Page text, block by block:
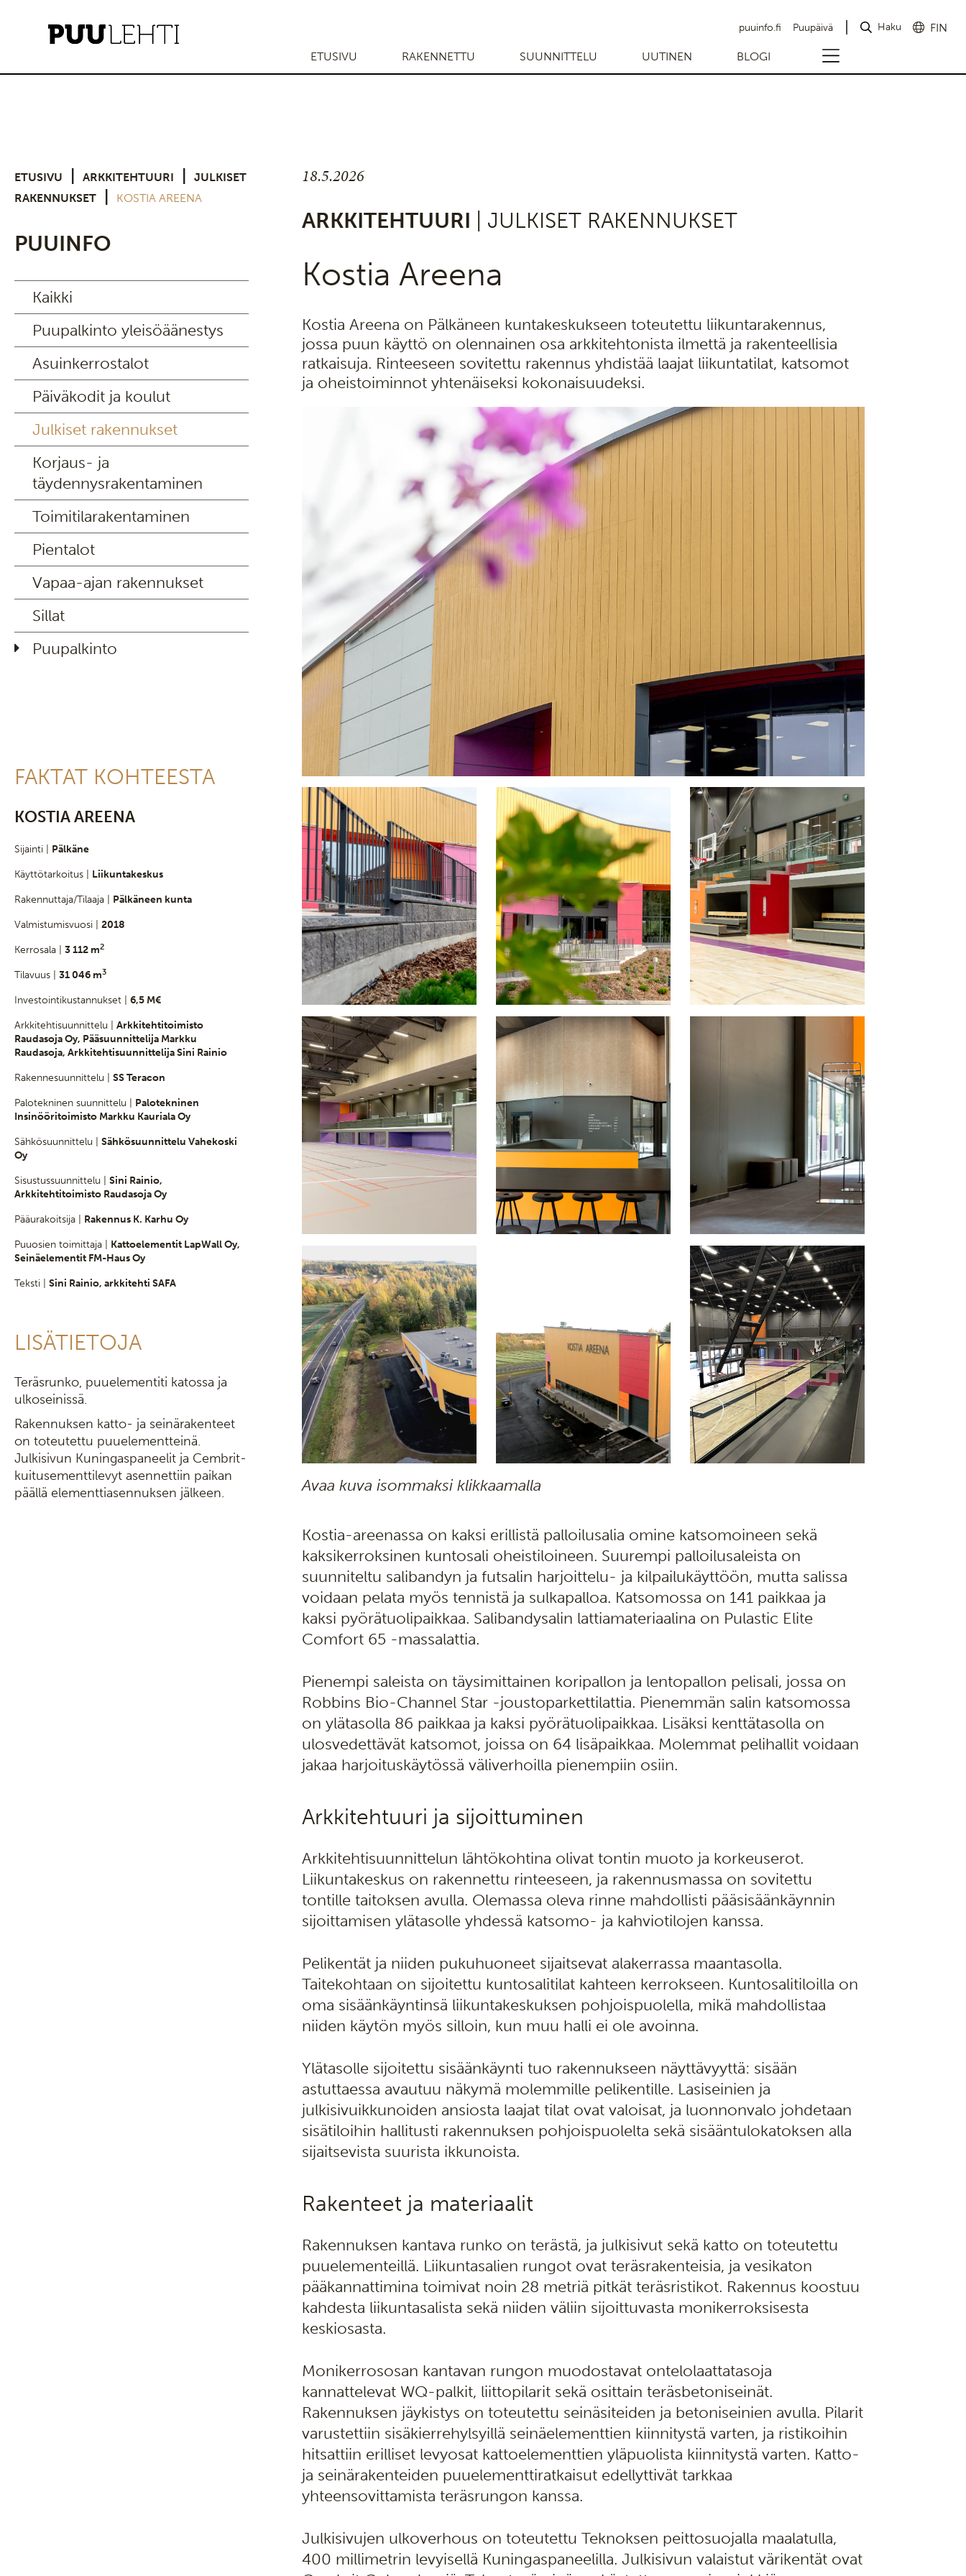
puuinfo.fi Puupäivä Haku FIN
ETUSIVU RAKENNETTU SUUNNITTELU UUTINEN BLOGI
ETUSIVU ARKKITEHTUURI
JULKISET
RAKENNUKSET
KOSTIA AREENA
PUUINFO
Kaikki
Puupalkinto yleisöäänestys
Asuinkerrostalot
Päiväkodit ja koulut
Julkiset rakennukset
Korjaus- ja
täydennysrakentaminen
Toimitilarakentaminen
Pientalot
Vapaa-ajan rakennukset
Sillat
Puupalkinto
FAKTAT KOHTEESTA
KOSTIA AREENA
Sijainti | Pälkäne
Käyttötarkoitus | Liikuntakeskus
Rakennuttaja/Tilaaja | Pälkäneen kunta
Valmistumisvuosi | 2018
Kerrosala | 3 112 m2
Tilavuus | 31 046 m3
Investointikustannukset | 6,5 M€
Arkkitehtisuunnittelu | Arkkitehtitoimisto
Raudasoja Oy, Pääsuunnittelija Markku
Raudasoja, Arkkitehtisuunnittelija Sini Rainio
Rakennesuunnittelu | SS Teracon
Palotekninen suunnittelu | Palotekninen
Insinööritoimisto Markku Kauriala Oy
Sähkösuunnittelu | Sähkösuunnittelu Vahekoski
Oy
Sisustussuunnittelu | Sini Rainio,
Arkkitehtitoimisto Raudasoja Oy
Pääurakoitsija | Rakennus K. Karhu Oy
Puuosien toimittaja | Kattoelementit LapWall Oy,
Seinäelementit FM-Haus Oy
Teksti | Sini Rainio, arkkitehti SAFA
LISÄTIETOJA
Teräsrunko, puuelementiti katossa ja
ulkoseinissä.
Rakennuksen katto- ja seinärakenteet
on toteutettu puuelementteinä.
Julkisivun Kuningaspaneelit ja Cembrit-
kuitusementtilevyt asennettiin paikan
päällä elementtiasennuksen jälkeen.
18.5.2026
ARKKITEHTUURI | JULKISET RAKENNUKSET
Kostia Areena
Kostia Areena on Pälkäneen kuntakeskukseen toteutettu liikuntarakennus,
jossa puun käyttö on olennainen osa arkkitehtonista ilmettä ja rakenteellisia
ratkaisuja. Rinteeseen sovitettu rakennus yhdistää laajat liikuntatilat, katsomot
ja oheistoiminnot yhtenäiseksi kokonaisuudeksi.
Avaa kuva isommaksi klikkaamalla
Kostia-areenassa on kaksi erillistä palloilusalia omine katsomoineen sekä
kaksikerroksinen kuntosali oheistiloineen. Suurempi palloilusaleista on
suunniteltu salibandyn ja futsalin harjoittelu- ja kilpailukäyttöön, mutta salissa
voidaan pelata myös tennistä ja sulkapalloa. Katsomossa on 141 paikkaa ja
kaksi pyörätuolipaikkaa. Salibandysalin lattiamateriaalina on Pulastic Elite
Comfort 65 -massalattia.
Pienempi saleista on täysimittainen koripallon ja lentopallon pelisali, jossa on
Robbins Bio-Channel Star -joustoparkettilattia. Pienemmän salin katsomossa
on ylätasolla 86 paikkaa ja kaksi pyörätuolipaikkaa. Lisäksi kenttätasolla on
ulosvedettävät katsomot, joissa on 64 lisäpaikkaa. Molemmat pelihallit voidaan
jakaa harjoituskäytössä väliverhoilla pienempiin osiin.
Arkkitehtuuri ja sijoittuminen
Arkkitehtisuunnittelun lähtökohtina olivat tontin muoto ja korkeuserot.
Liikuntakeskus on rakennettu rinteeseen, ja rakennusmassa on sovitettu
tontille taitoksen avulla. Olemassa oleva rinne mahdollisti pääsisäänkäynnin
sijoittamisen ylätasolle yhdessä katsomo- ja kahviotilojen kanssa.
Pelikentät ja niiden pukuhuoneet sijaitsevat alakerrassa maantasolla.
Taitekohtaan on sijoitettu kuntosalitilat kahteen kerrokseen. Kuntosalitiloilla on
oma sisäänkäyntinsä liikuntakeskuksen pohjoispuolella, mikä mahdollistaa
niiden käytön myös silloin, kun muu halli ei ole avoinna.
Ylätasolle sijoitettu sisäänkäynti tuo rakennukseen näyttävyyttä: sisään
astuttaessa avautuu näkymä molemmille pelikentille. Lasiseinien ja
julkisivuikkunoiden ansiosta laajat tilat ovat valoisat, ja luonnonvalo johdetaan
sisätiloihin hallitusti rakennuksen pohjoispuolelta sekä sisääntulokatoksen alla
sijaitsevista suurista ikkunoista.
Rakenteet ja materiaalit
Rakennuksen kantava runko on terästä, ja julkisivut sekä katto on toteutettu
puuelementeillä. Liikuntasalien rungot ovat teräsrakenteisia, ja vesikaton
pääkannattimina toimivat noin 28 metriä pitkät teräsristikot. Rakennus koostuu
kahdesta liikuntasalista sekä niiden väliin sijoittuvasta monikerroksisesta
keskiosasta.
Monikerrososan kantavan rungon muodostavat ontelolaattatasoja
kannattelevat WQ-palkit, liittopilarit sekä osittain teräsbetoniseinät.
Rakennuksen jäykistys on toteutettu seinäsiteiden ja betoniseinien avulla. Pilarit
varustettiin sisäkierrehylsyillä seinäelementtien kiinnitystä varten, ja ristikoihin
hitsattiin erilliset levyosat kattoelementtien yläpuolista kiinnitystä varten. Katto-
ja seinärakenteiden puuelementtiratkaisut edellyttivät tarkkaa
yhteensovittamista teräsrungon kanssa.
Julkisivujen ulkoverhous on toteutettu Teknoksen peittosuojalla maalatulla,
400 millimetrin levyisellä Kuningaspaneelilla. Julkisivun valaistut värikentät ovat